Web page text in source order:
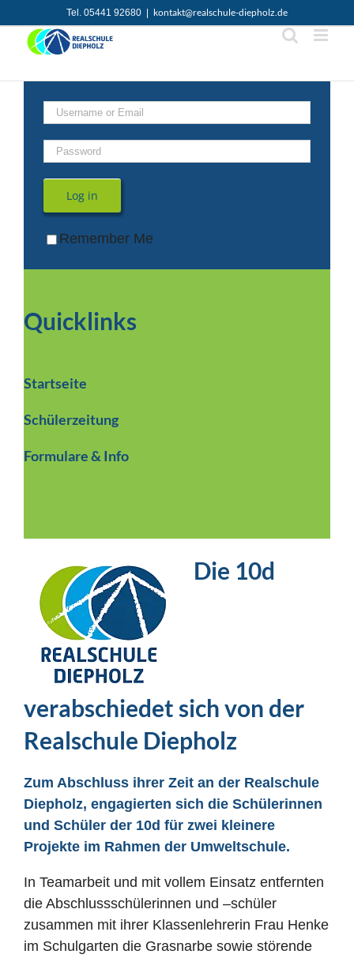
Inhalt
springen
Tel. 05441 92680 kontakt@realschule-diepholz.de
Log in
Remember Me
Quicklinks
Startseite
Schülerzeitung
Formulare & Info
Die 10d
verabschiedet sich von der
Realschule Diepholz
Zum Abschluss ihrer Zeit an der Realschule
Diepholz, engagierten sich die Schülerinnen
und Schüler der 10d für zwei kleinere
Projekte im Rahmen der Umweltschule.
In Teamarbeit und mit vollem Einsatz entfernten
die Abschlussschülerinnen und –schüler
zusammen mit ihrer Klassenlehrerin Frau Henke
im Schulgarten die Grasnarbe sowie störende